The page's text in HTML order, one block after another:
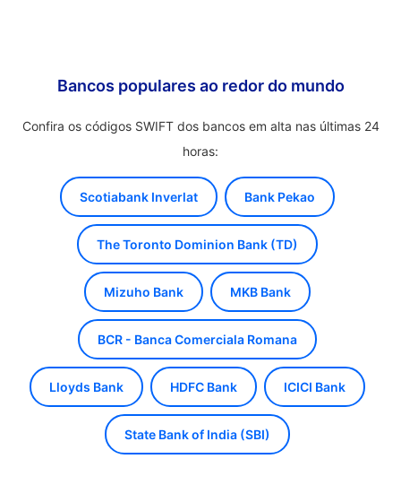
Bancos populares ao redor do mundo
Confira os códigos SWIFT dos bancos em alta nas últimas 24
horas:
Scotiabank Inverlat Bank Pekao
The Toronto Dominion Bank (TD)
Mizuho Bank MKB Bank
BCR - Banca Comerciala Romana
Lloyds Bank HDFC Bank ICICI Bank
State Bank of India (SBI)